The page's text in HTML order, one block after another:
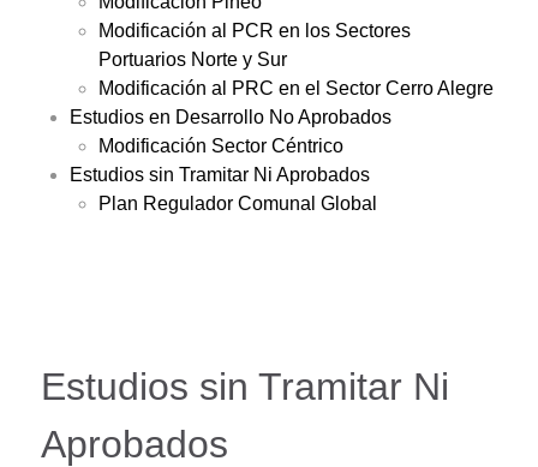
Modificación al PCR en los Sectores
Portuarios Norte y Sur
Modificación al PRC en el Sector Cerro Alegre
Estudios en Desarrollo No Aprobados
Modificación Sector Céntrico
Estudios sin Tramitar Ni Aprobados
Plan Regulador Comunal Global
Estudios sin Tramitar Ni
Aprobados